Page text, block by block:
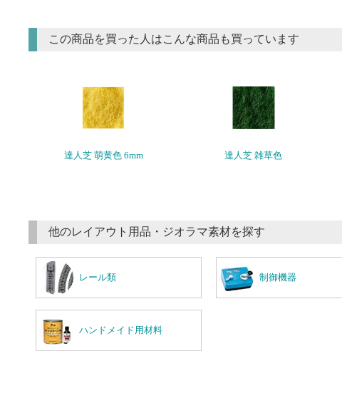
この商品を買った人はこんな商品も買っています
達人芝 萌黄色 6mm 達人芝 雑草色
他のレイアウト用品・ジオラマ素材を探す
レール類 制御機器
ハンドメイド用材料